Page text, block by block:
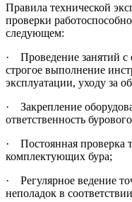
Правила технической
проверки
следующем:
· Проведение занятий
строгое выполнение
эксплуатации, уходу за
· Закрепление
ответственность
· Постоянная проверка
комплектующих бура;
· Регулярное ведение
неполадок в